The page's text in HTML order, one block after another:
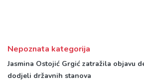
Nepoznata kategorija
Jasmina Ostojić Grgić zatražila objavu
dodjeli državnih stanova